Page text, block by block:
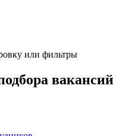
или фильтры
вакансий